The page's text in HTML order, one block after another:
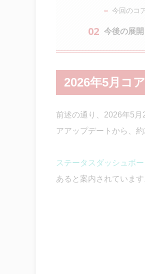
今回のコ
今後の展
2026年5月コ
前述の通り、2026年5
アアップデートから、
ステータスダッシュボー
あると案内されています